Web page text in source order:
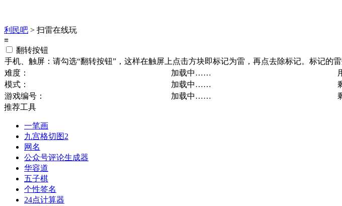
利民吧 > 扫雷在线玩
≡
翻转按钮
手机、触屏：请勾选“翻转按钮”，这样在触屏上点击方块即标记为雷，再点去除标记。标记的
难度：
加载中……
模式：
加载中……
游戏编号：
加载中……
推荐工具
一笔画
九宫格切图2
网名
公众号评论生成器
华容道
五子棋
个性签名
24点计算器